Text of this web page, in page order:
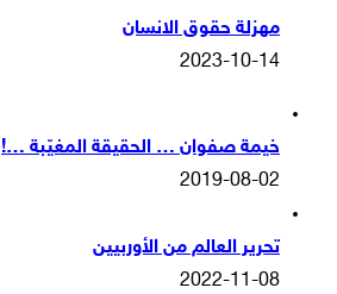
مهزلة حقوق الانسان
2023-10-14
خيمة صفوان … الحقيقة المغيّبة …!
2019-08-02
تحرير العالم من الأوربيين
2022-11-08